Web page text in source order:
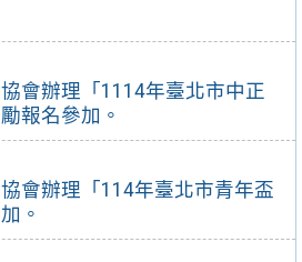
會辦理「1114年臺北市中正
報名參加。
會辦理「114年臺北市青年盃
。